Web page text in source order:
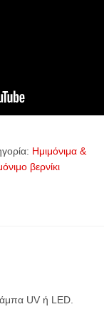
Ημιμόνιμα &
βερνίκι
UV ή LED.